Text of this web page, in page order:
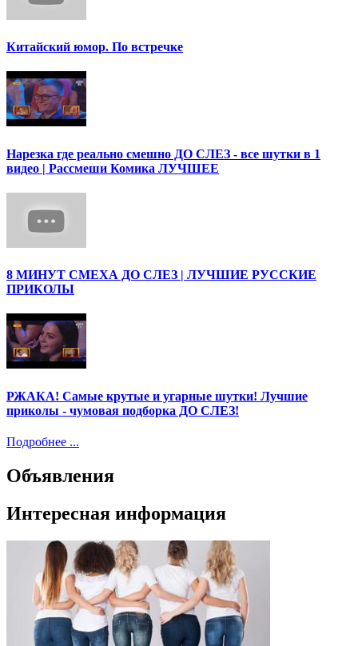
Китайский юмор. По встречке
Нарезка где реально смешно ДО СЛЕЗ - все шутки в 1
видео | Рассмеши Комика ЛУЧШЕЕ
8 МИНУТ СМЕХА ДО СЛЕЗ | ЛУЧШИЕ РУССКИЕ
ПРИКОЛЫ
РЖАКА! Самые крутые и угарные шутки! Лучшие
приколы - чумовая подборка ДО СЛЕЗ!
Подробнее ...
Объявления
Интересная информация